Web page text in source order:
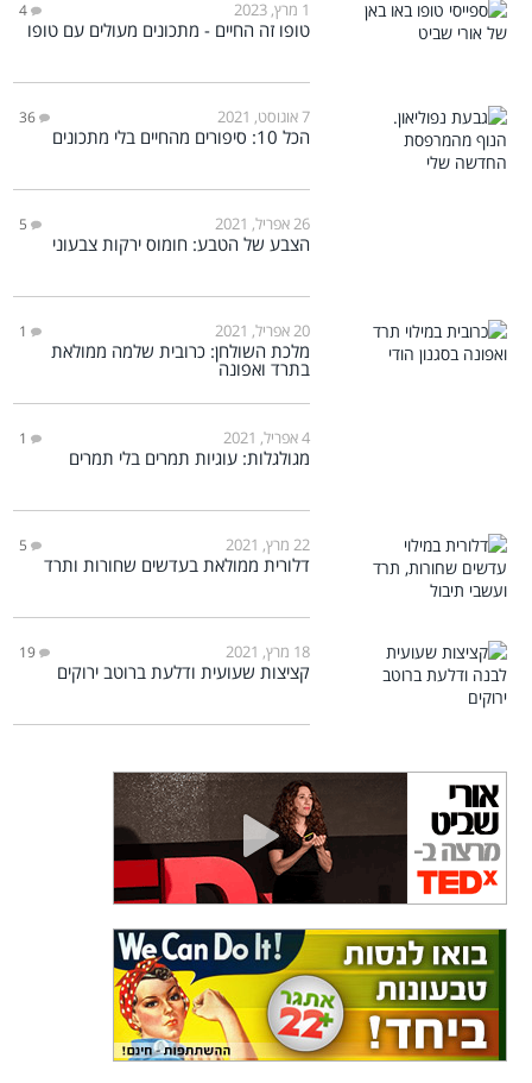
1 מרץ, 2023 4
טופו זה החיים - מתכונים מעולים עם טופו
7 אוגוסט, 2021 36
הכל 10: סיפורים מהחיים בלי מתכונים
26 אפריל, 2021 5
הצבע של הטבע: חומוס ירקות צבעוני
20 אפריל, 2021 1
מלכת השולחן: כרובית שלמה ממולאת
בתרד ואפונה
4 אפריל, 2021 1
מגולגלות: עוגיות תמרים בלי תמרים
22 מרץ, 2021 5
דלורית ממולאת בעדשים שחורות ותרד
18 מרץ, 2021 19
קציצות שעועית ודלעת ברוטב ירוקים